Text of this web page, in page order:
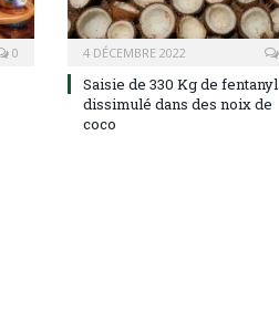
0 4 DÉCEMBRE 2022
Saisie de 330 Kg de fentanyl
dissimulé dans des noix de
coco